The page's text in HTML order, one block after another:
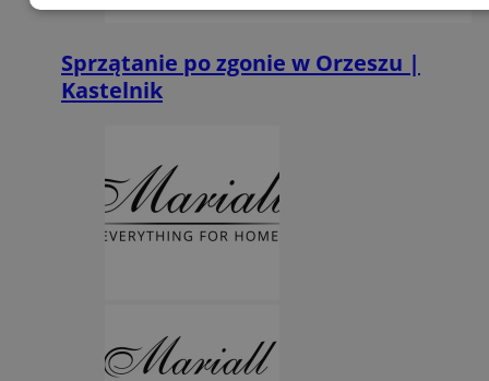
Sprzątanie po zgonie w Orzeszu |
Kastelnik
Niezbędne Wydajność Targetowanie
Funkcjonalność
funkcji strony internetowej, takich jak logowanie użytkownika i
zarządzanie kontem. Bez niezbędnych plików cookie nie można
prawidłowo korzystać ze strony internetowej.